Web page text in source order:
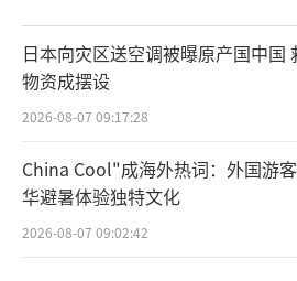
日本向灾区送空调被曝原产国中国
物资成摆设
2026-08-07 09:17:28
China Cool"成海外热词：外国游
华避暑体验独特文化
2026-08-07 09:02:42